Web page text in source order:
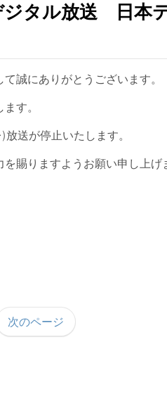
ジタル放送 日本
誠にありがとうございます。
す。
送が停止いたします。
賜りますようお願い申し上げ
次のページ